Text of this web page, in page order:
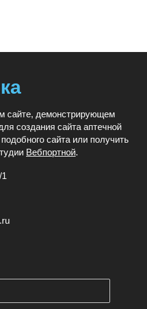
сайте, демонстрирующем
создания сайта аптечной
сайта или получить
Вебпортной.